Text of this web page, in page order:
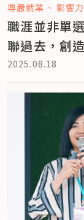
尊嚴就業 影響
職涯並非單
聯過去，創
2025.08.18